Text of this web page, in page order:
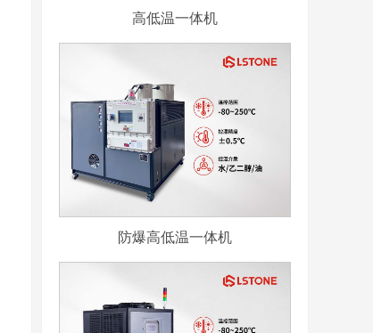
高低温一体机
防爆高低温一体机